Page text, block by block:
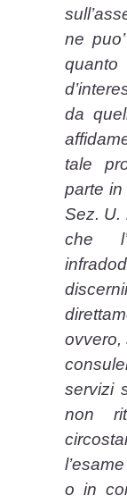
ne
da
tale
parte in
Sez. U.
che
ovvero,
servizi
non
o in